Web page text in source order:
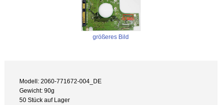
größeres Bild
Modell: 2060-771672-004_DE
Gewicht: 90g
50 Stück auf Lager